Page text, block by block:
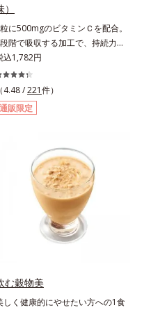
に500mgのビタミンＣを配合。
階で吸収する加工で、持続力が
んとアップ。ビタミンC（レモン
ライム風味）は、栄養機能食品で
すビタミンCは、皮膚や粘膜の健康
持を助けるとともに、抗酸化作用
持つ栄養素です。2粒にレモン約
ました。3段階でゆっくり吸収する
加工で、持続力を高めています。程
よい酸味で食べやすい、レモン＆ラ
イム風味です。*1 : 社団法人全国清
涼飲料工業会の取り決めに基づきレ
モン果実1個（120g）当り20mgと
して可食部換算した場合。
込1,782円
（4.48 /221件）
通販限定
む穀物美
しく健康的にやせたい方への1食